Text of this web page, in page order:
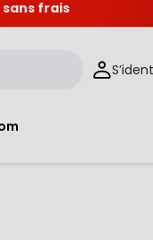
sans frais